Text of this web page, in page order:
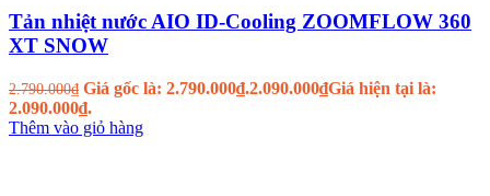
Tản nhiệt nước AIO ID-Cooling ZOOMFLOW 360
XT SNOW
2.790.000₫ Giá gốc là: 2.790.000₫.2.090.000₫Giá hiện tại là:
2.090.000₫.
Thêm vào giỏ hàng